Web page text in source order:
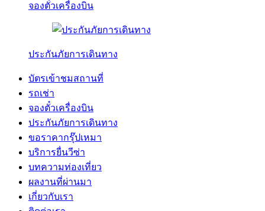
จองตั๋วเครื่องบิน
ประกันภัยการเดินทาง
บัตรเข้าชมสถานที่
รถเช่า
จองตั๋วเครื่องบิน
ประกันภัยการเดินทาง
ขอราคากรุ๊ปเหมา
บริการยื่นวีซ่า
บทความท่องเที่ยว
ผลงานที่ผ่านมา
เกี่ยวกับเรา